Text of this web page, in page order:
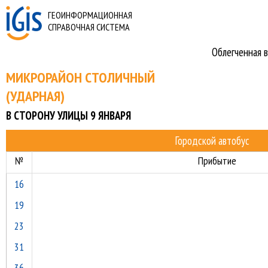
ГЕОИНФОРМАЦИОННАЯ
СПРАВОЧНАЯ СИСТЕМА
Облегченная
МИКРОРАЙОН СТОЛИЧНЫЙ
(УДАРНАЯ)
В СТОРОНУ УЛИЦЫ 9 ЯНВАРЯ
Городской автобус
№
Прибытие
16
19
23
31